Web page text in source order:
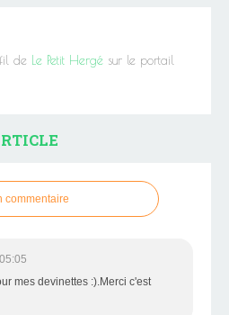
de Le Petit Hergé sur le portail
commentaire
mes devinettes :).Merci c'est